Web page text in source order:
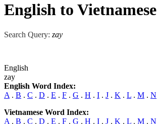
English to Vietnamese
Search Query: zay
English
zay
English Word Index:
A . B . C . D . E . F . G . H . I . J . K . L . M . N
Vietnamese Word Index:
A . B . C . D . E . F . G . H . I . J . K . L . M . N